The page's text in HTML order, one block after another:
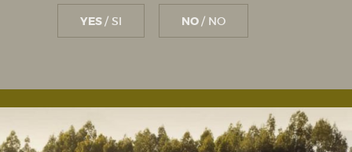
YES / SI NO / NO